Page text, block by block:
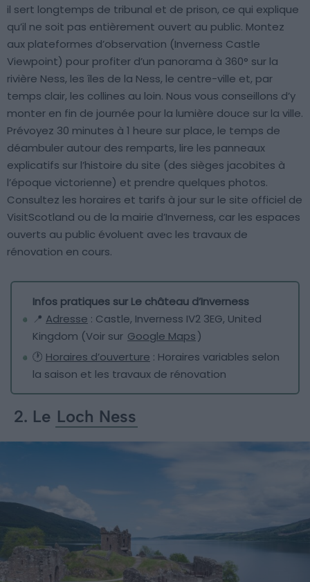
il sert longtemps de tribunal et de prison, ce qui explique
qu’il ne soit pas entièrement ouvert au public. Montez
aux plateformes d’observation (Inverness Castle
Viewpoint) pour profiter d’un panorama à 360° sur la
rivière Ness, les îles de la Ness, le centre-ville et, par
temps clair, les collines au loin. Nous vous conseillons d’y
monter en fin de journée pour la lumière douce sur la ville.
Prévoyez 30 minutes à 1 heure sur place, le temps de
déambuler autour des remparts, lire les panneaux
explicatifs sur l’histoire du site (des sièges jacobites à
l’époque victorienne) et prendre quelques photos.
Consultez les horaires et tarifs à jour sur le site officiel de
VisitScotland ou de la mairie d’Inverness, car les espaces
ouverts au public évoluent avec les travaux de
rénovation en cours.
Infos pratiques sur Le château d’Inverness
📍 Adresse : Castle, Inverness IV2 3EG, United
Kingdom (Voir sur Google Maps)
🕐 Horaires d’ouverture : Horaires variables selon
la saison et les travaux de rénovation
2. Le Loch Ness